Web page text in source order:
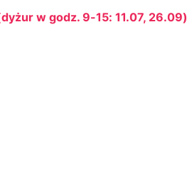
w godz. 9-15: 11.07, 26.09)